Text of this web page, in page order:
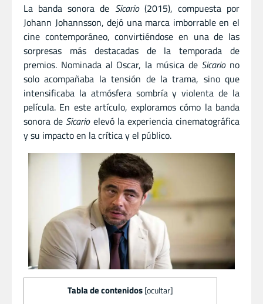
La banda sonora de Sicario(2015), compuesta por
Johann Johannsson, dejó una marca imborrable en el
cine contemporáneo, convirtiéndose en una de las
sorpresas más destacadas de la temporada de
premios. Nominada al Oscar, la música de Sicariono
solo acompañaba la tensión de la trama, sino que
intensificaba la atmósfera sombría y violenta de la
película. En este artículo, exploramos cómo la banda
sonora de Sicarioelevó la experiencia cinematográfica
y su impacto en la crítica y el público.
Tabla de contenidos [ocultar]